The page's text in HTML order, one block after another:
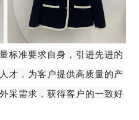
标准要求自身，引进先进的
才，为客户提供高质量的产
采需求，获得客户的一致好